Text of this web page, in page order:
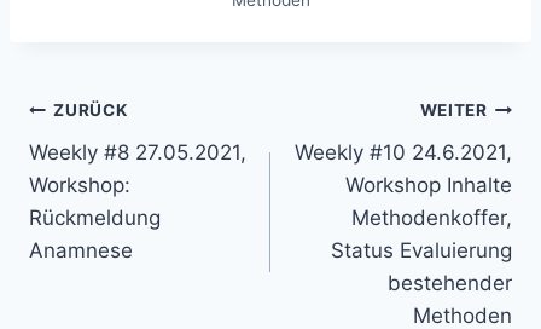
Beitragsnavigation
ZURÜCK
Weekly #8 27.05.2021,
Workshop:
Rückmeldung
Anamnese
WEITER
Weekly #10 24.6.2021,
Workshop Inhalte
Methodenkoffer,
Status Evaluierung
bestehender
Methoden